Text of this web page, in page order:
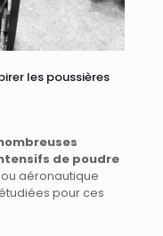
les poussières
de poudre
aéronautique
pour ces